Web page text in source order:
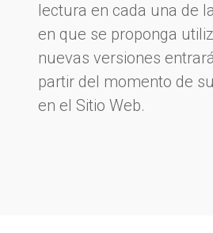
lectura en cada una de
en que se proponga
nuevas versiones
partir del momento de
en el Sitio Web.